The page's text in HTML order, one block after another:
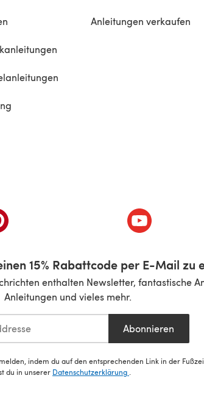
Anleitungen verkaufen
sich in einem neuen Tab)(öffnet sich in
15% Rabattcode per E-Mail zu
enthalten Newsletter, fantastische
Anleitungen und vieles mehr.
Abonnieren
indem du auf den entsprechenden Link in der
du in unserer Datenschutzerklärung